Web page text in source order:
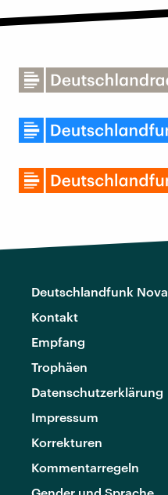
Deutschlandfunk Nova
Kontakt
Empfang
Trophäen
Datenschutzerklärung
Impressum
Korrekturen
Kommentarregeln